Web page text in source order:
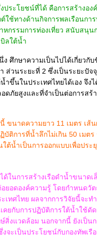
ะโยชน์ที่ได้ คือการสร้างองค์
ช้ทางด้านกิจการพลเรือนกา
กรรมการท่องเที่ยว สนับสนุน
ลใต้น้ำ
ศึกษาความเป็นไปได้เกี่ยวกั
วนระยะที่ 2 ซึ่งเป็นระยะปัจ
ำขึ้นในประเทศไทยได้เอง จึ
ภัยสูงและที่จำเป็นต่อการสร้
นาดความยาว 11 เมตร เส้
ติการที่น้ำลึกไม่เกิน 50 เมตร
น้ำเป็นการออกแบบเพื่อประยุ
ในการสร้างเรือดำน้ำขนาดเ
อดองค์ความรู้ โดยกำหนดวัต
ศไทย ผลจากการวิจัยนี้จะทำ
ยกับการปฏิบัติการใต้น้ำใช้ดั
สิ่งแวดล้อม นอกจากนี้ ยังเป็น
จะเป็นประโยชน์กับกองทัพเรื